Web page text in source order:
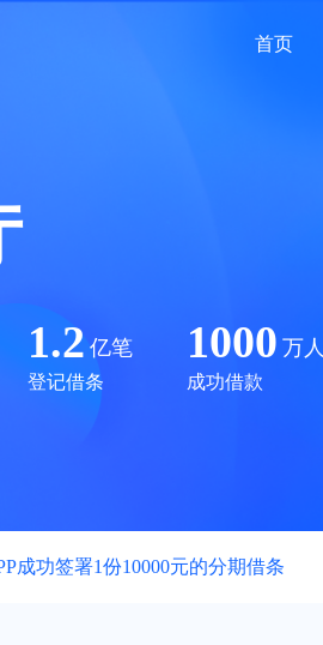
首页
1.2 亿笔
登记借条
1000 万人
成功借款
成功签署1份10000元的分期借条